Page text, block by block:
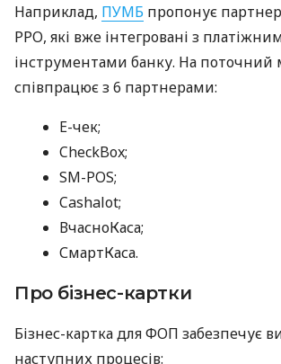
Наприклад, ПУМБ пропонує
РРО, які вже інтегровані з
інструментами банку. На поточний
співпрацює з 6 партнерами:
E-чек;
CheckBox;
SM-POS;
Cashalot;
ВчасноКаса;
СмартКаса.
Про бізнес-картки
Бізнес-картка для ФОП забезпечує
наступних процесів: